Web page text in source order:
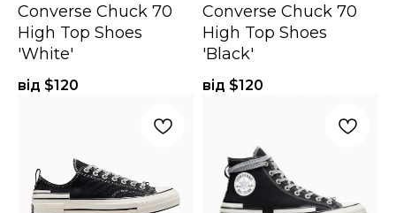
Converse Chuck 70
High Top Shoes
'White'
від $120
Converse Chuck 70
High Top Shoes
'Black'
від $120